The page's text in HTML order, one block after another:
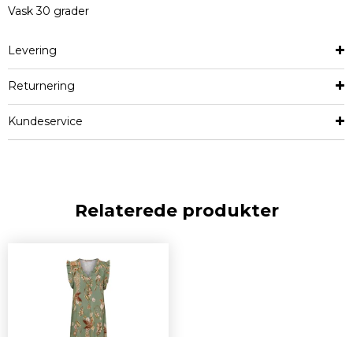
Vask 30 grader
Levering
Returnering
Kundeservice
Relaterede produkter